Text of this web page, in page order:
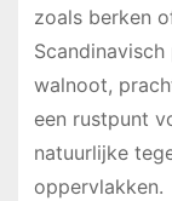
zoals berken
walnoot,
een rustpunt
natuurlijke
oppervlakken.